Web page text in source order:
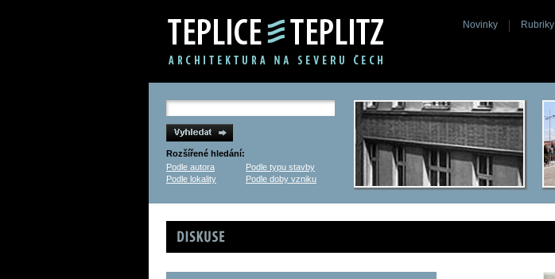
Novinky Rubriky
Rozšířené hledání:
Podle autora
Podle typu stavby
Podle lokality
Podle doby vzniku
Diskuse